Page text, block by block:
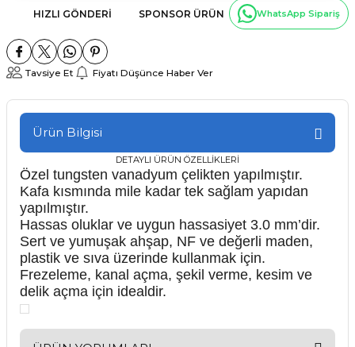
HIZLI GÖNDERI SPONSOR ÜRÜN WhatsApp Sipariş
Tavsiye Et Fiyatı Düşünce Haber Ver
Ürün Bilgisi
DETAYLI ÜRÜN ÖZELLİKLERİ
Özel tungsten vanadyum çelikten yapılmıştır.
Kafa kısmında mile kadar tek sağlam yapıdan
yapılmıştır.
Hassas oluklar ve uygun hassasiyet 3.0 mm’dir.
Sert ve yumuşak ahşap, NF ve değerli maden,
plastik ve sıva üzerinde kullanmak için.
Frezeleme, kanal açma, şekil verme, kesim ve
delik açma için idealdir.